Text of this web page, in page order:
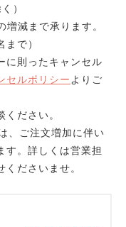
）
減まで承ります。
で）
に則ったキャンセル
セルポリシー よりご
ださい。
、ご注文増加に伴い
す。詳しくは営業担
ださいませ。